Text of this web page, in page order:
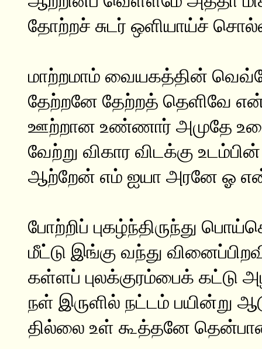
தோற்றச் சுடர் ஒளியாய்ச்
மாற்றமாம் வையகத்தின்
தேற்றனே தேற்றத் தெளிவே
ஊற்றான உண்ணார் அமுதே
வேற்று விகார விடக்கு
ஆற்றேன் எம் ஐயா அரனே ஓ
போற்றிப் புகழ்ந்திருந்து
மீட்டு இங்கு வந்து
கள்ளப் புலக்குரம்பைக் கட்டு
நள் இருளில் நட்டம் பயின்று
தில்லை உள் கூத்தனே